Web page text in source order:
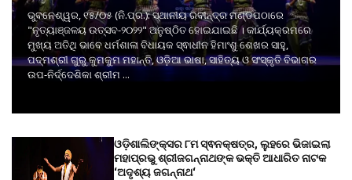
ଭୁବନେଶ୍ୱର, ୧୫/୦୫ (ନି.ପ୍ର.): ସ୍ଥାନୀୟ ରବୀନ୍ଦ୍ର ମଣ୍ଡପଠାରେ
"ନୃତ୍ୟାଞ୍ଜଳୟ ଉତ୍ସବ-୨୦୨୨" ଅନୁଷ୍ଠିତ ହୋଇଯାଇଛି । କାର୍ଯ୍ୟକ୍ରମରେ
ମୁଖ୍ୟ ଅତିଥି ଭାବେ ଧର୍ମଶାଳା ବିଧାୟକ ସ୍ଵାଧୀନ ହିମାଂଶୁ ଶେଖର ସାହୁ,
ପଦ୍ମଶ୍ରୀ ଗୁରୁ କୁମକୁମ ମହାନ୍ତି, ଓଡ଼ିଆ ଭାଷା, ସାହିତ୍ୟ ଓ ସଂସ୍କୃତି ବିଭାଗର
ଉପ-ନିର୍ଦ୍ଦେଶିକା ଶ୍ରୀମ ...
ଓଡ଼ିଶାଲିଙ୍କ୍ସର ୮ମ ସ୍ଵନକ୍ଷତ୍ର, ଲୁହରେ ଭିଜାଇଲା
ମହାପ୍ରଭୁ ଶ୍ରୀଜଗନ୍ନାଥଙ୍କ ଭକ୍ତି ଆଧାରିତ ନାଟକ
‘ଅଦୃଶ୍ୟ ଜଗନ୍ନାଥ‘